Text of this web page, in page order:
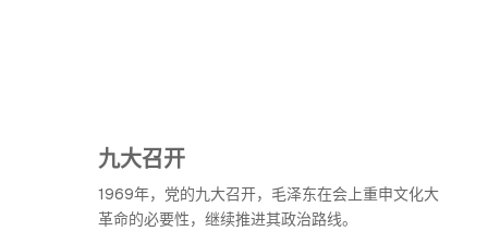
九大召开
1969年，党的九大召开，毛泽东在会上重申文化大
革命的必要性，继续推进其政治路线。